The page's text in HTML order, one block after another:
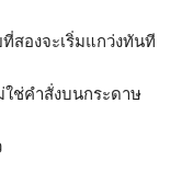
สองจะเริ่มแกว่งทันที
ใช่คำสั่งบนกระดาษ